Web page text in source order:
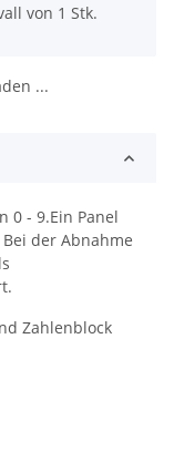
von 1 Stk.
...
0 - 9.Ein Panel
der Abnahme
Zahlenblock